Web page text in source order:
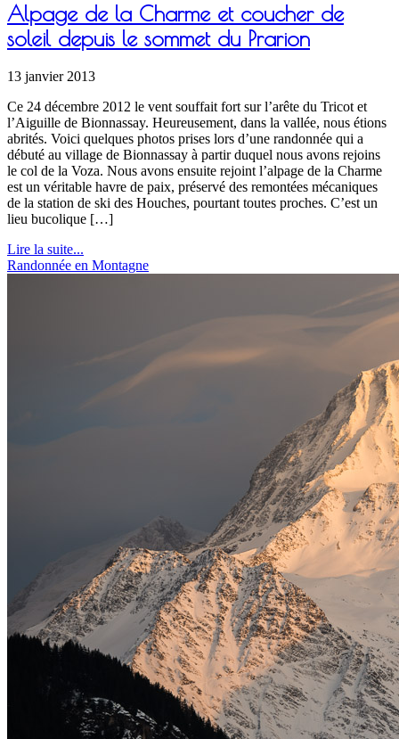
Alpage de la Charme et coucher de
soleil depuis le sommet du Prarion
13 janvier 2013
Ce 24 décembre 2012 le vent souffait fort sur l’arête du Tricot et
l’Aiguille de Bionnassay. Heureusement, dans la vallée, nous étions
abrités. Voici quelques photos prises lors d’une randonnée qui a
débuté au village de Bionnassay à partir duquel nous avons rejoins
le col de la Voza. Nous avons ensuite rejoint l’alpage de la Charme
est un véritable havre de paix, préservé des remontées mécaniques
de la station de ski des Houches, pourtant toutes proches. C’est un
lieu bucolique […]
Lire la suite...
Randonnée en Montagne